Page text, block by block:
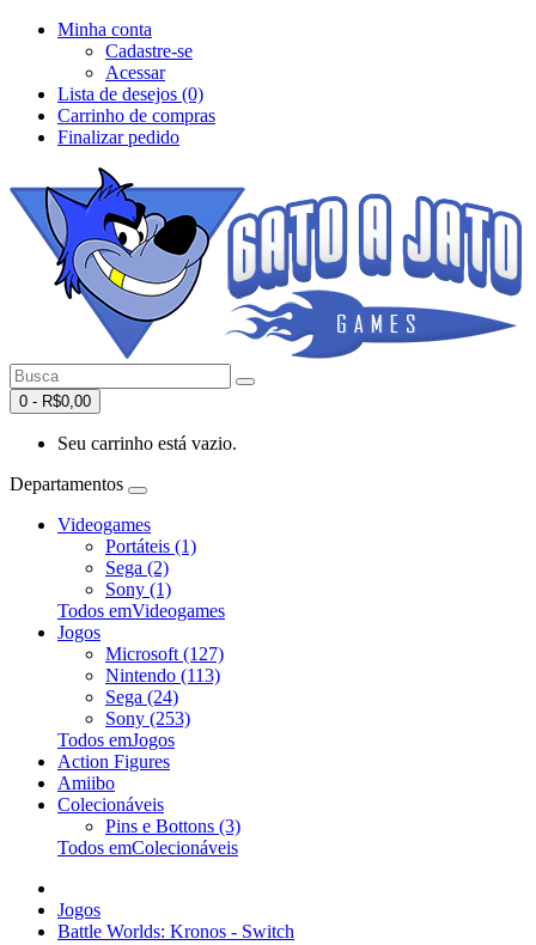
Minha conta
Cadastre-se
Acessar
Lista de desejos (0)
Carrinho de compras
Finalizar pedido
0 - R$0,00
Seu carrinho está vazio.
Departamentos
Videogames
Portáteis (1)
Sega (2)
Sony (1)
Todos emVideogames
Jogos
Microsoft (127)
Nintendo (113)
Sega (24)
Sony (253)
Todos emJogos
Action Figures
Amiibo
Colecionáveis
Pins e Bottons (3)
Todos emColecionáveis
Jogos
Battle Worlds: Kronos - Switch